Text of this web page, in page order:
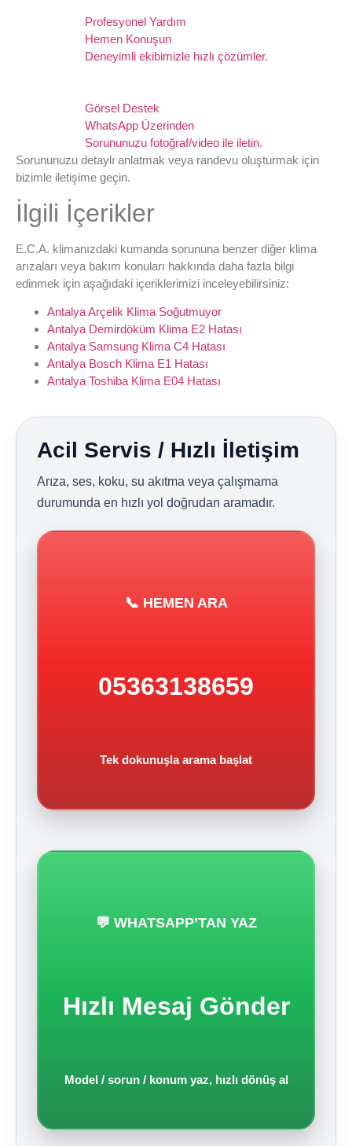
Profesyonel Yardım
Hemen Konuşun
Deneyimli ekibimizle hızlı çözümler.
Görsel Destek
WhatsApp Üzerinden
Sorununuzu fotoğraf/video ile iletin.
Sorununuzu detaylı anlatmak veya randevu oluşturmak için
bizimle iletişime geçin.
İlgili İçerikler
E.C.A. klimanızdaki kumanda sorununa benzer diğer klima
arızaları veya bakım konuları hakkında daha fazla bilgi
edinmek için aşağıdaki içeriklerimizi inceleyebilirsiniz:
Antalya Arçelik Klima Soğutmuyor
Antalya Demirdöküm Klima E2 Hatası
Antalya Samsung Klima C4 Hatası
Antalya Bosch Klima E1 Hatası
Antalya Toshiba Klima E04 Hatası
Acil Servis / Hızlı İletişim
Arıza, ses, koku, su akıtma veya çalışmama
durumunda en hızlı yol doğrudan aramadır.
📞 HEMEN ARA
05363138659
Tek dokunuşla arama başlat
💬 WHATSAPP’TAN YAZ
Hızlı Mesaj Gönder
Model / sorun / konum yaz, hızlı dönüş al